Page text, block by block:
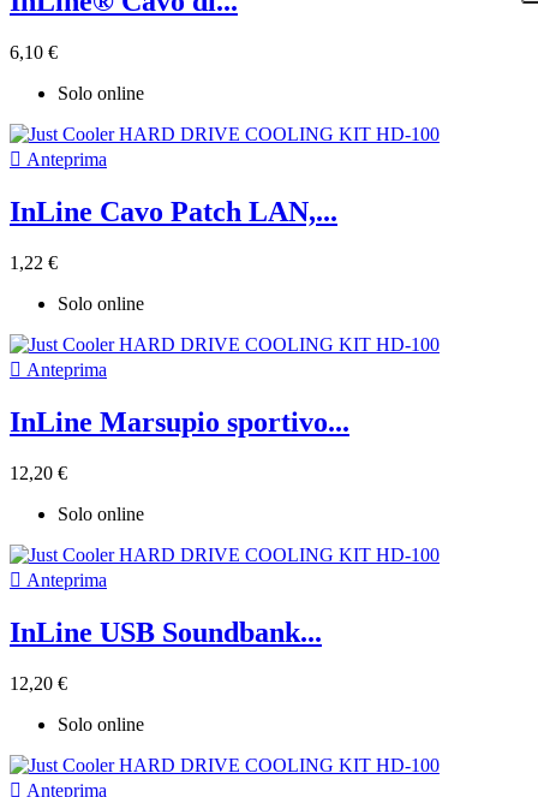
6,10 €
Solo online
 Anteprima
InLine Cavo Patch LAN,...
1,22 €
Solo online
 Anteprima
InLine Marsupio sportivo...
12,20 €
Solo online
 Anteprima
InLine USB Soundbank...
12,20 €
Solo online
 Anteprima